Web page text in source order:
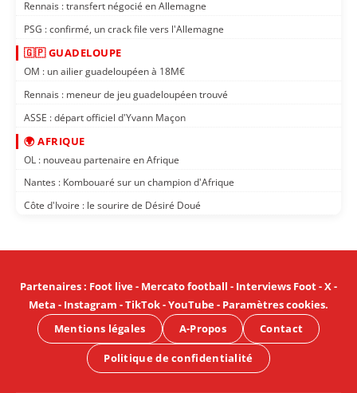
Rennais : transfert négocié en Allemagne
PSG : confirmé, un crack file vers l'Allemagne
🇬🇵 GUADELOUPE
OM : un ailier guadeloupéen à 18M€
Rennais : meneur de jeu guadeloupéen trouvé
ASSE : départ officiel d'Yvann Maçon
🌍 AFRIQUE
OL : nouveau partenaire en Afrique
Nantes : Kombouaré sur un champion d'Afrique
Côte d'Ivoire : le sourire de Désiré Doué
Partenaires: Foot live- Mercato football - Interviews Foot-X-
Meta - Instagram -TikTok-YouTube- Paramètres cookies.
Mentions légales
A-Propos Contact
Politique de confidentialité